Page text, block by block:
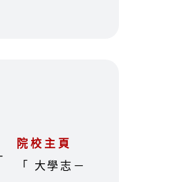
院校主頁
「 大學志－